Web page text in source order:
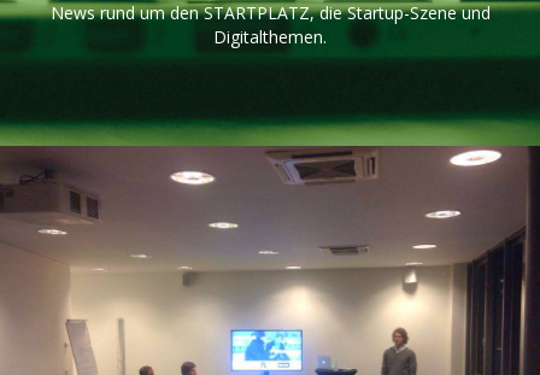
News rund um den STARTPLATZ, die Startup-Szene und
Digitalthemen.